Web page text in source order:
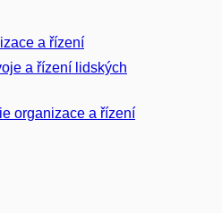
a řízení
a řízení lidských
organizace a řízení